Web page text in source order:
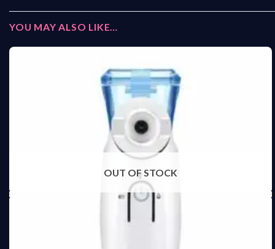
YOU MAY ALSO LIKE…
OUT OF STOCK